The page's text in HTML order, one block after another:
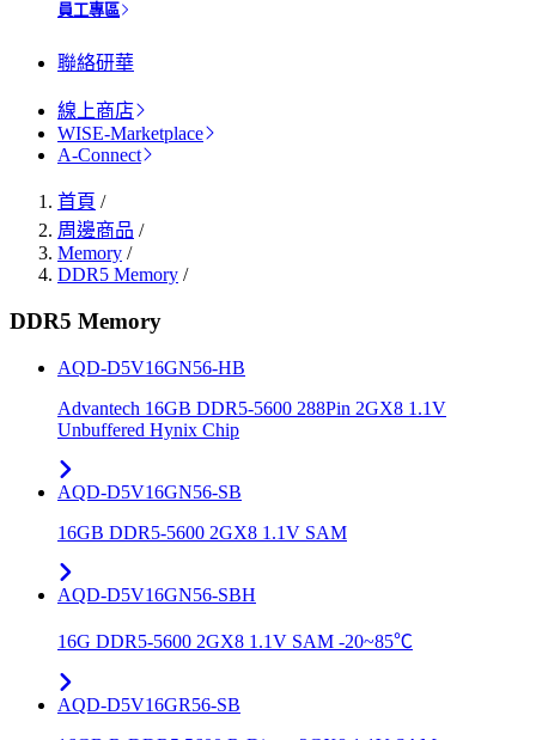
員工專區
聯絡研華
線上商店
WISE-Marketplace
A-Connect
首頁 /
周邊商品 /
Memory /
DDR5 Memory /
DDR5 Memory
AQD-D5V16GN56-HB
Advantech 16GB DDR5-5600 288Pin 2GX8 1.1V
Unbuffered Hynix Chip
AQD-D5V16GN56-SB
16GB DDR5-5600 2GX8 1.1V SAM
AQD-D5V16GN56-SBH
16G DDR5-5600 2GX8 1.1V SAM -20~85℃
AQD-D5V16GR56-SB